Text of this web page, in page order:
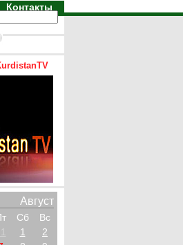
Контакты
Август
Сб
Вс
1
2